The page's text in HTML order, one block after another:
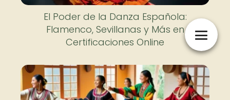
El Poder de la Danza Española:
Flamenco, Sevillanas y Más en
Certificaciones Online